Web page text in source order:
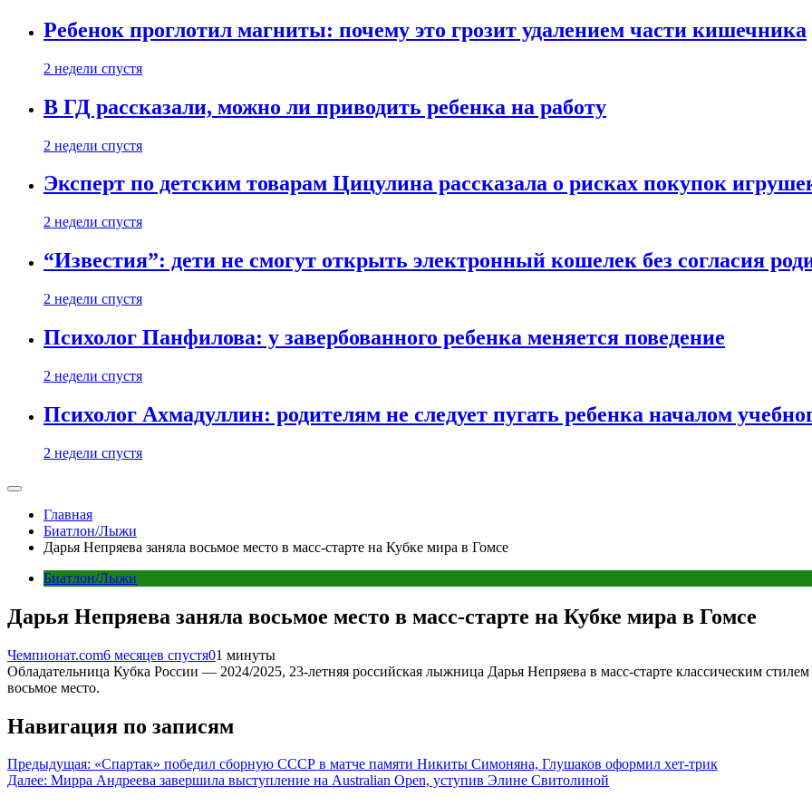
Ребенок проглотил магниты: почему это грозит удалением части кишечника
2 недели спустя
В ГД рассказали, можно ли приводить ребенка на работу
2 недели спустя
Эксперт по детским товарам Цицулина рассказала о рисках покупок
2 недели спустя
“Известия”: дети не смогут открыть электронный кошелек без согласия
2 недели спустя
Психолог Панфилова: у завербованного ребенка меняется поведение
2 недели спустя
Психолог Ахмадуллин: родителям не следует пугать ребенка началом
2 недели спустя
Главная
Биатлон/Лыжи
Дарья Непряева заняла восьмое место в масс-старте на Кубке мира в Гомсе
Биатлон/Лыжи
Дарья Непряева заняла восьмое место в масс-старте на Кубке мира в Гомсе
Чемпионат.com6 месяцев спустя01 минуты
Обладательница Кубка России — 2024/2025, 23-летняя российская лыжница Дарья Непряева в масс-старте классическим
восьмое место.
Навигация по записям
Предыдущая: «Спартак» победил сборную СССР в матче памяти Никиты Симоняна, Глушаков оформил хет-трик
Далее: Мирра Андреева завершила выступление на Australian Open, уступив Элине Свитолиной